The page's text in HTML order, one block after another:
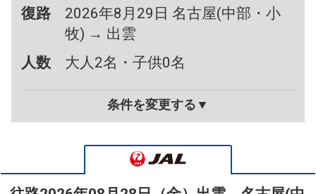
復路
2026年8月29日 名古屋(中部・小
牧) → 出雲
人数
大人2名・子供0名
条件を変更する▼